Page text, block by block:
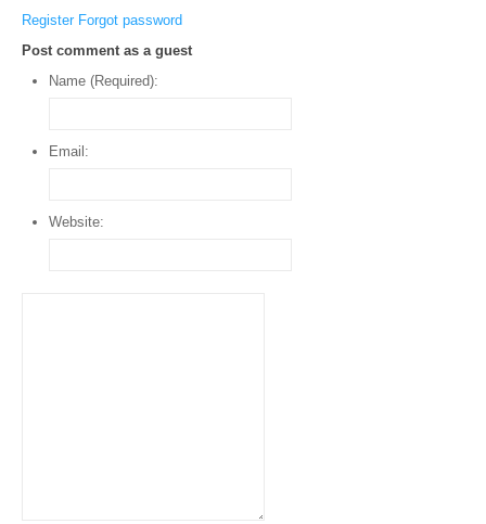
Register Forgot password
Post comment as a guest
Name (Required):
Email:
Website: